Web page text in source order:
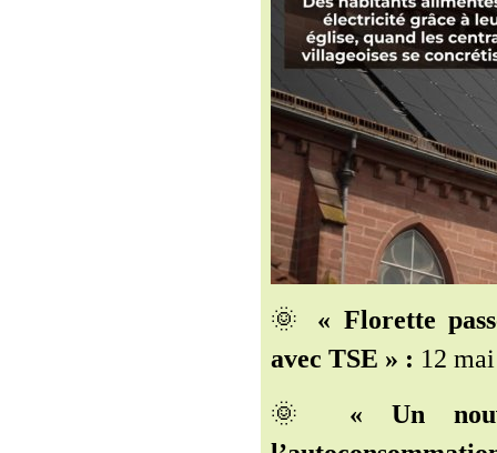
🌞 « Florette
avec TSE » : 12
🌞 « Un